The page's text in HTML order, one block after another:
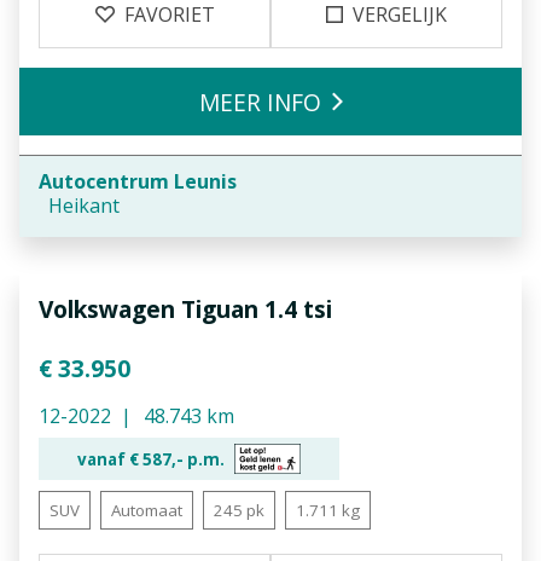
FAVORIET VERGELIJK
Autocentrum Leunis
Heikant
MEER INFO
Volkswagen Tiguan 1.4 tsi
€ 33.950
12-2022 48.743 km
vanaf €587,- p.m.
SUV Automaat 245 pk 1.711 kg